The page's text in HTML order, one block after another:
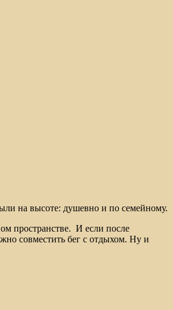
на высоте: душевно и по семейному.
пространстве. И если после
совместить бег с отдыхом. Ну и